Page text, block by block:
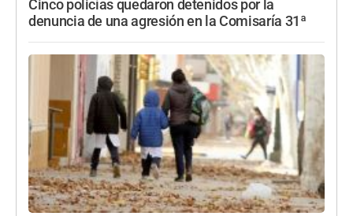
Cinco policías quedaron detenidos por la
denuncia de una agresión en la Comisaría 31ª